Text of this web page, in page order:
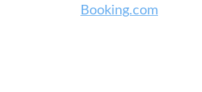
Booking.com